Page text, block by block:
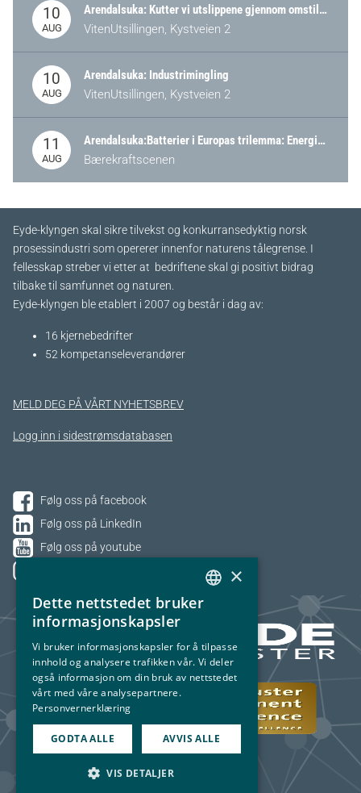
10
AUG
Arendalsuka: Kutter vi utslippene gjennom omstilling – eller tap av industri?
VitenUtsillingen, Kystveien 2
10
AUG
Arendalsuka: Industrimingling
VitenUtsillingen, Kystveien 2
11
AUG
Arendalsuka:Batterier i Europas trilemma: Energisikkerhet, konkurransekraft og bærekraft (Battery Norway-arrangement)
Bærekraftscenen
Eyde-klyngen skal sikre tilvekst og konkurransedyktig norsk
prosessindustri som opererer innenfor naturens tålegrense. I
fellesskap streber vi etter at bedriftene skal gi positivt bidrag
tilbake til samfunnet og naturen.
Eyde-klyngen ble etablert i 2007 og består i dag av:
16 kjernebedrifter​
52 kompetanseleverandører
MELD DEG PÅ VÅRT NYHETSBREV
Logg inn i sidestrømsdatabasen
Følg oss på facebook
Følg oss på LinkedIn
Følg oss på youtube
NORWEGIAN
×
Dette nettstedet bruker
informasjonskapsler
Vi bruker informasjonskapsler for å tilpasse
innhold og analysere trafikken vår. Vi deler
også informasjon om din bruk av nettstedet
vårt med våre analysepartnere.
Personvernerklæring
GODTA ALLE AVVIS ALLE
VIS DETALJER